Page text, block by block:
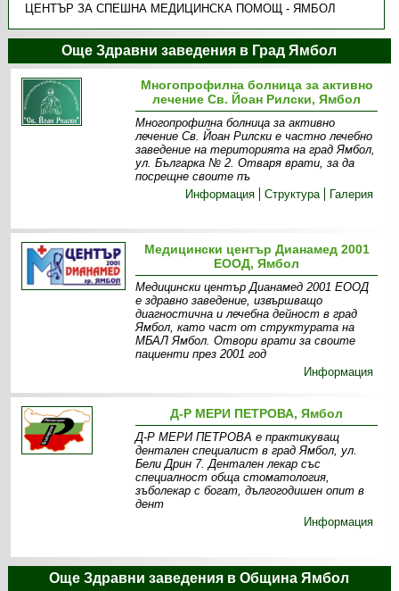
ЦЕНТЪР ЗА СПЕШНА МЕДИЦИНСКА ПОМОЩ - ЯМБОЛ
Още Здравни заведения в Град Ямбол
Многопрофилна болница за активно
лечение Св. Йоан Рилски, Ямбол
Многопрофилна болница за активно
лечение Св. Йоан Рилски е частно лечебно
заведение на територията на град Ямбол,
ул. Българка № 2. Отваря врати, за да
посрещне своите пъ
Информация
Структура Галерия
Медицински център Дианамед 2001
ЕООД, Ямбол
Медицински център Дианамед 2001 ЕООД
е здравно заведение, извършващо
диагностична и лечебна дейност в град
Ямбол, като част от структурата на
МБАЛ Ямбол. Отвори врати за своите
пациенти през 2001 год
Информация
Д-Р МЕРИ ПЕТРОВА, Ямбол
Д-Р МЕРИ ПЕТРОВА е практикуващ
дентален специалист в град Ямбол, ул.
Бели Дрин 7. Дентален лекар със
специалност обща стоматология,
зъболекар с богат, дългогодишен опит в
дент
Информация
Още Здравни заведения в Община Ямбол